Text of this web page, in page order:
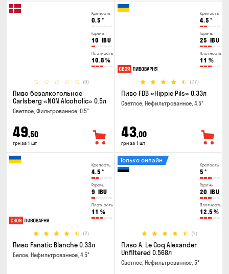
Крепость
0.5 °
Горечь
10 IBU
Плотность
10.8 %
(0)
Пиво безалкогольное
Carlsberg «NON Alcoholic» 0.5л
Светлое, Фильтрованное, 0.5°
49,50
грн за 1 шт
Крепость
4.5 °
Горечь
25 IBU
Плотность
11 %
(27)
Пиво FDB «Hippie Pils» 0.33л
Светлое, Нефильтрованное, 4.5°
43,00
грн за 1 шт
Крепость
4.5 °
Горечь
9 IBU
Плотность
11 %
(2)
Пиво Fanatic Blanche 0.33л
Белое, Нефильтрованное, 4.5°
Крепость
5 °
Горечь
20 IBU
Плотность
12.5 %
(1)
Только онлайн
Пиво A. Le Coq Alexander
Unfiltered 0.568л
Светлое, Нефильтрованное, 5°